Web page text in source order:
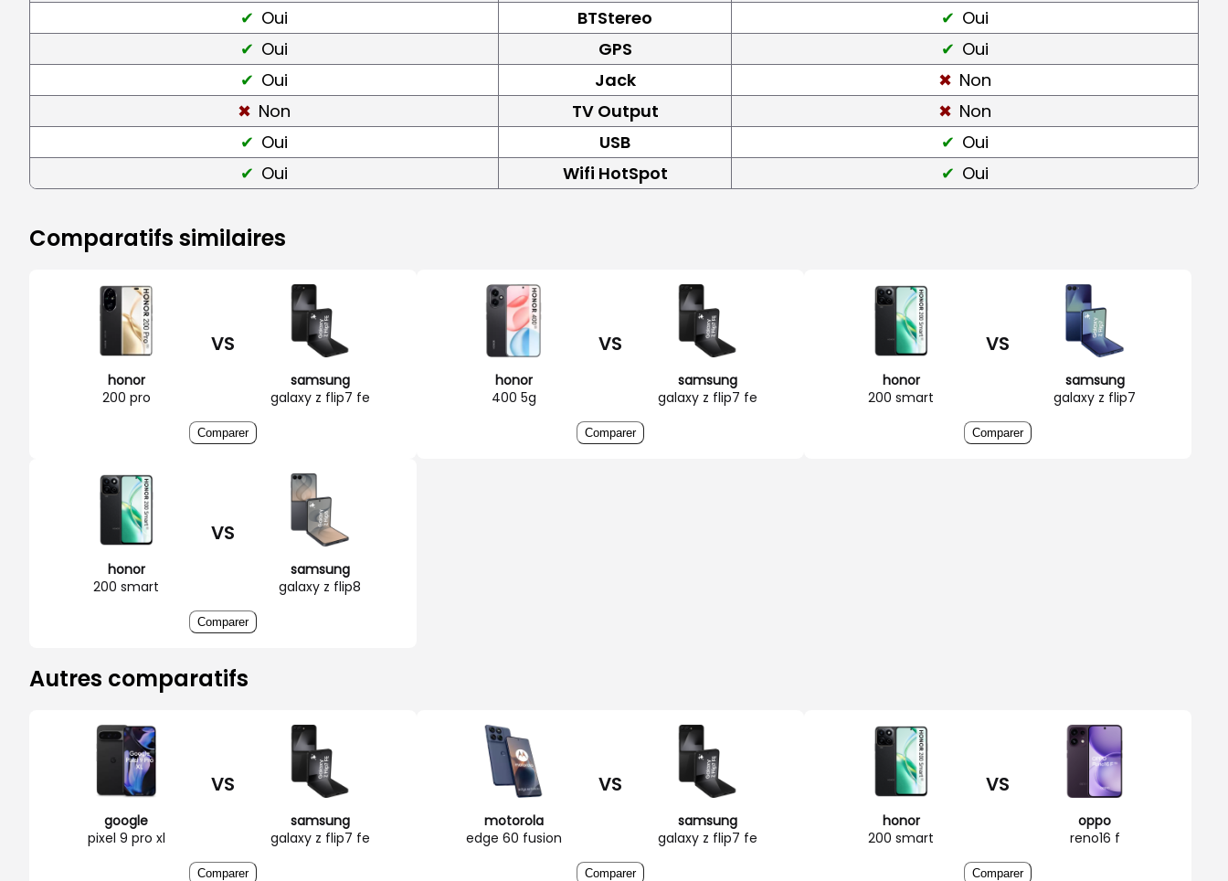
Oui
BTStereo
Oui
Oui
GPS
Oui
Oui
Jack
Non
Non
TV Output
Non
Oui
USB
Oui
Oui
Wifi HotSpot Oui
Comparatifs similaires
honor
200 pro
VS
samsung
galaxy z flip7 fe
Comparer
honor
400 5g
VS
samsung
galaxy z flip7 fe
Comparer
honor
200 smart
VS
samsung
galaxy z flip7
Comparer
honor
200 smart
VS
samsung
galaxy z flip8
Comparer
Autres comparatifs
google
pixel 9 pro xl
VS
samsung
galaxy z flip7 fe
Comparer
motorola
edge 60 fusion
VS
samsung
galaxy z flip7 fe
Comparer
honor
200 smart
VS
oppo
reno16 f
Comparer